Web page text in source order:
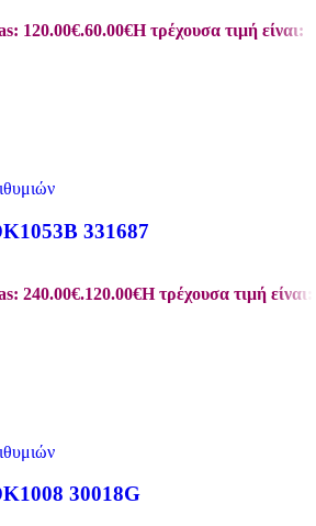
120.00€.60.00€Η τρέχουσα τιμή είναι:
331687
240.00€.120.00€Η τρέχουσα τιμή είναι:
30018G